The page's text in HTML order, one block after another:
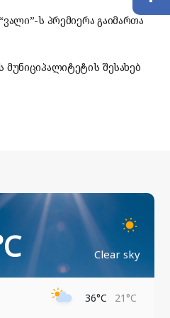
ს პრემიერა გაიმართა
მუნიციპალიტეტის შესახებ
Clear sky
36°C 21°C